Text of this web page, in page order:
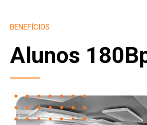
BENEFÍCIOS
Alunos